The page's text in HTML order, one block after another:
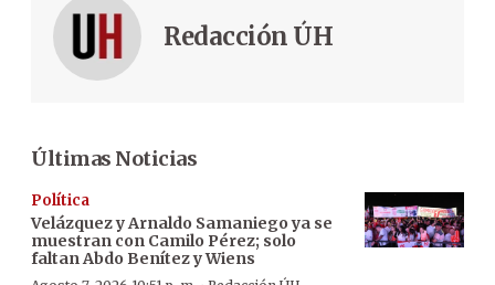
Redacción ÚH
Últimas Noticias
Política
Velázquez y Arnaldo Samaniego ya se
muestran con Camilo Pérez; solo
faltan Abdo Benítez y Wiens